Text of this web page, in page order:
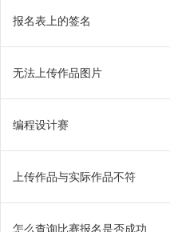
报名表上的签名
无法上传作品图片
编程设计赛
上传作品与实际作品不符
怎么查询比赛报名是否成功